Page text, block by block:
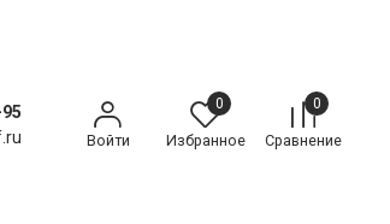
Войти
0
Избранное
0
Сравнение